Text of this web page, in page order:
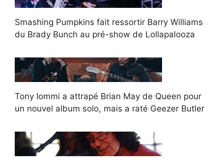
Smashing Pumpkins fait ressortir Barry Williams
du Brady Bunch au pré-show de Lollapalooza
Tony Iommi a attrapé Brian May de Queen pour
un nouvel album solo, mais a raté Geezer Butler